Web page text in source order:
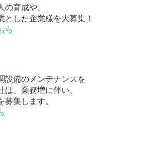
育成や、
とした企業様を大募集！
ら
設備のメンテナンスを
、業務増に伴い、
集します。